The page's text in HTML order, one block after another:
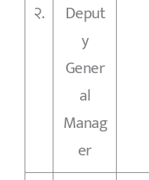
२.
Deput
y
Gener
al
Manag
er